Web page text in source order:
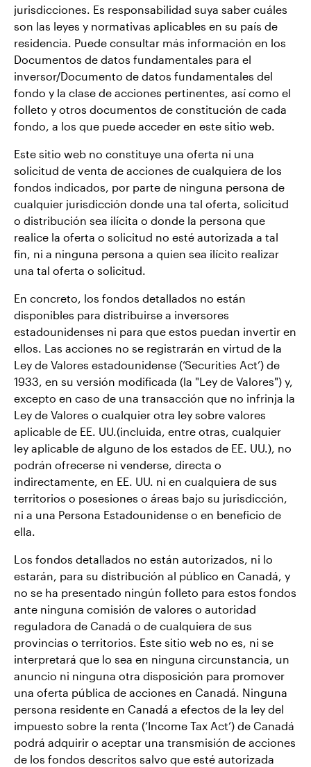
jurisdicciones. Es responsabilidad suya saber cuáles
son las leyes y normativas aplicables en su país de
residencia. Puede consultar más información en los
Documentos de datos fundamentales para el
inversor/Documento de datos fundamentales del
fondo y la clase de acciones pertinentes, así como el
folleto y otros documentos de constitución de cada
fondo, a los que puede acceder en este sitio web.
Este sitio web no constituye una oferta ni una
solicitud de venta de acciones de cualquiera de los
fondos indicados, por parte de ninguna persona de
cualquier jurisdicción donde una tal oferta, solicitud
o distribución sea ilícita o donde la persona que
realice la oferta o solicitud no esté autorizada a tal
fin, ni a ninguna persona a quien sea ilícito realizar
una tal oferta o solicitud.
En concreto, los fondos detallados no están
disponibles para distribuirse a inversores
estadounidenses ni para que estos puedan invertir en
ellos. Las acciones no se registrarán en virtud de la
Ley de Valores estadounidense (‘Securities Act’) de
1933, en su versión modificada (la "Ley de Valores") y,
excepto en caso de una transacción que no infrinja la
Ley de Valores o cualquier otra ley sobre valores
aplicable de EE. UU.(incluida, entre otras, cualquier
ley aplicable de alguno de los estados de EE. UU.), no
podrán ofrecerse ni venderse, directa o
indirectamente, en EE. UU. ni en cualquiera de sus
territorios o posesiones o áreas bajo su jurisdicción,
ni a una Persona Estadounidense o en beneficio de
ella.
Los fondos detallados no están autorizados, ni lo
estarán, para su distribución al público en Canadá, y
no se ha presentado ningún folleto para estos fondos
ante ninguna comisión de valores o autoridad
reguladora de Canadá o de cualquiera de sus
provincias o territorios. Este sitio web no es, ni se
interpretará que lo sea en ninguna circunstancia, un
anuncio ni ninguna otra disposición para promover
una oferta pública de acciones en Canadá. Ninguna
persona residente en Canadá a efectos de la ley del
impuesto sobre la renta (‘Income Tax Act’) de Canadá
podrá adquirir o aceptar una transmisión de acciones
de los fondos descritos salvo que esté autorizada